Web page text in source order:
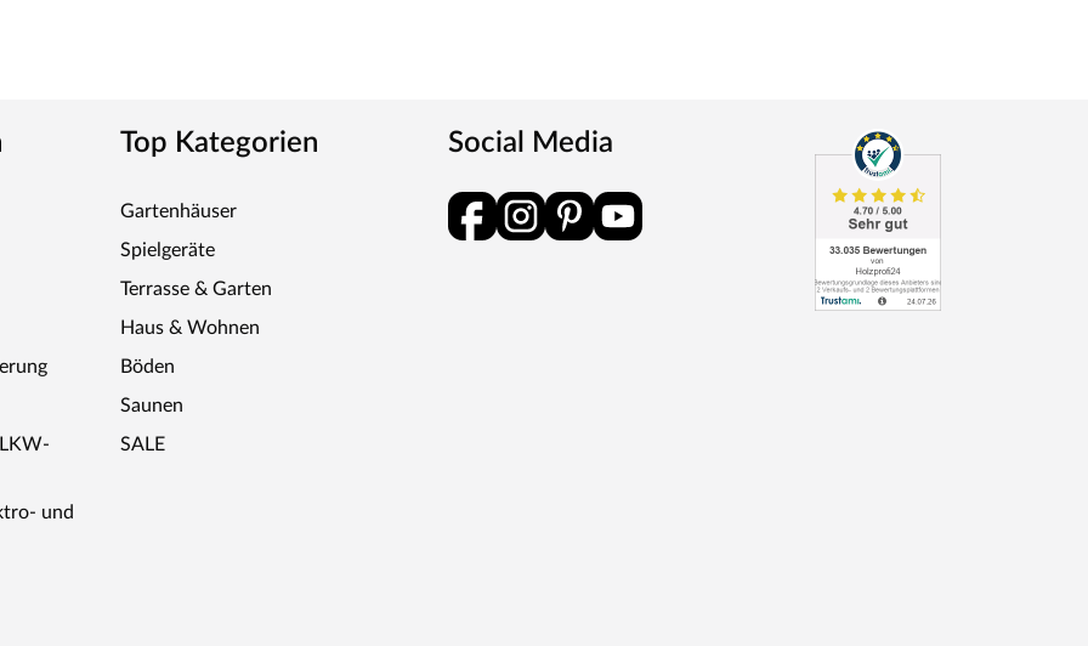
und
Top Kategorien
Gartenhäuser
Spielgeräte
Terrasse & Garten
Haus & Wohnen
Böden
Saunen
SALE
Social Media